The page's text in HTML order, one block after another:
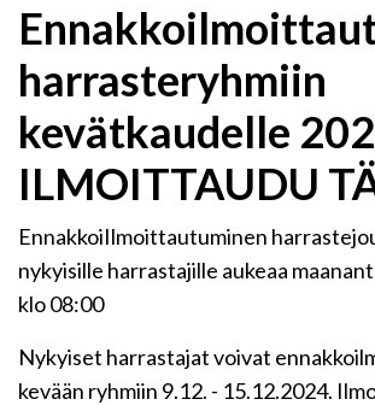
harrasteryhmiin
kevätkaudelle
ILMOITTAUDU
EnnakkoiIlmoittautuminen
nykyisille harrastajille aukeaa
klo 08:00
Nykyiset harrastajat voivat
kevään ryhmiin 9.12. - 15.12.2024.